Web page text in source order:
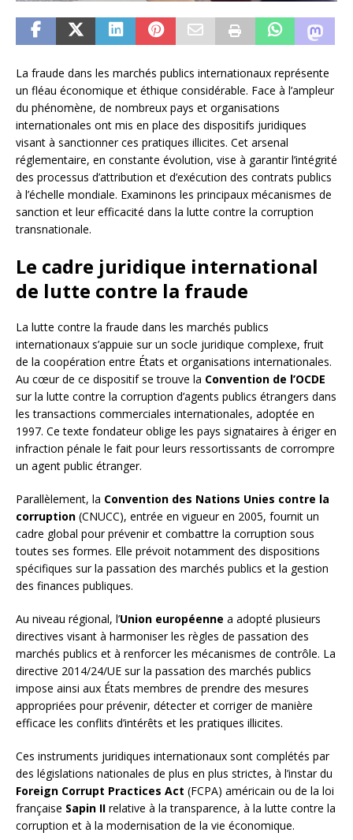
La fraude dans les marchés publics internationaux représente
un fléau économique et éthique considérable. Face à l’ampleur
du phénomène, de nombreux pays et organisations
internationales ont mis en place des dispositifs juridiques
visant à sanctionner ces pratiques illicites. Cet arsenal
réglementaire, en constante évolution, vise à garantir l’intégrité
des processus d’attribution et d’exécution des contrats publics
à l’échelle mondiale. Examinons les principaux mécanismes de
sanction et leur efficacité dans la lutte contre la corruption
transnationale.
Le cadre juridique international
de lutte contre la fraude
La lutte contre la fraude dans les marchés publics
internationaux s’appuie sur un socle juridique complexe, fruit
de la coopération entre États et organisations internationales.
Au cœur de ce dispositif se trouve la Convention de l’OCDE
sur la lutte contre la corruption d’agents publics étrangers dans
les transactions commerciales internationales, adoptée en
1997. Ce texte fondateur oblige les pays signataires à ériger en
infraction pénale le fait pour leurs ressortissants de corrompre
un agent public étranger.
Parallèlement, la Convention des Nations Unies contre la
corruption (CNUCC), entrée en vigueur en 2005, fournit un
cadre global pour prévenir et combattre la corruption sous
toutes ses formes. Elle prévoit notamment des dispositions
spécifiques sur la passation des marchés publics et la gestion
des finances publiques.
Au niveau régional, l’Union européenne a adopté plusieurs
directives visant à harmoniser les règles de passation des
marchés publics et à renforcer les mécanismes de contrôle. La
directive 2014/24/UE sur la passation des marchés publics
impose ainsi aux États membres de prendre des mesures
appropriées pour prévenir, détecter et corriger de manière
efficace les conflits d’intérêts et les pratiques illicites.
Ces instruments juridiques internationaux sont complétés par
des législations nationales de plus en plus strictes, à l’instar du
Foreign Corrupt Practices Act (FCPA) américain ou de la loi
française Sapin II relative à la transparence, à la lutte contre la
corruption et à la modernisation de la vie économique.